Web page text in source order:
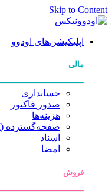
Skip to Content
اپلیکیشن‌های اودوو
مالی
حسابداری
صدور فاکتور
هزینه‌ها
صفحه‌گسترده (BI)
اسناد
امضا
فروش